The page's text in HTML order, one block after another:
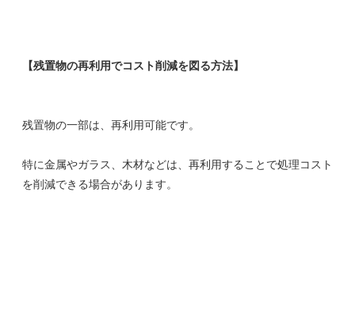
【残置物の再利用でコスト削減を図る方法】
残置物の一部は、再利用可能です。
特に金属やガラス、木材などは、再利用することで処理コスト
を削減できる場合があります。